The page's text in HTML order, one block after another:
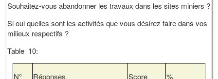
Souhaitez-vous abandonner les travaux dans les sites miniers ?
Si oui quelles sont les activités que vous désirez faire dans vos
milieux respectifs ?
Table 10:
N° Réponses Score %